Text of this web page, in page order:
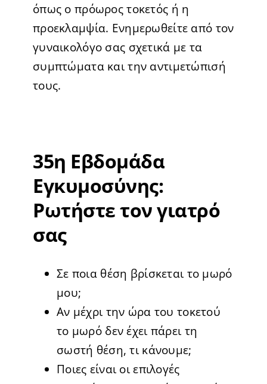
όπως ο πρόωρος τοκετός ή η
προεκλαμψία. Ενημερωθείτε από τον
γυναικολόγο σας σχετικά με τα
συμπτώματα και την αντιμετώπισή
τους.
35η Εβδομάδα
Εγκυμοσύνης:
Ρωτήστε τον γιατρό
σας
Σε ποια θέση βρίσκεται το μωρό
μου;
Αν μέχρι την ώρα του τοκετού
το μωρό δεν έχει πάρει τη
σωστή θέση, τι κάνουμε;
Ποιες είναι οι επιλογές